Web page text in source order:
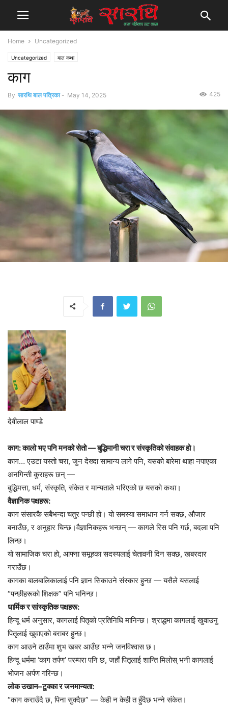
Home Uncategorized
Uncategorized बाल कथा
काग
By सारथि बाल पत्रिका - May 14, 2025 425
देवीलाल पाण्डे
काग: कालो भए पनि मनको सेतो — बुद्धिमानी चरा र संस्कृतिको संवाहक हो।
काग… एउटा यस्तो चरा, जुन देख्दा सामान्य लागे पनि, यसको बारेमा थाहा नपाएका
अनगिन्ती कुराहरू छन् —
बुद्धिमत्ता, धर्म, संस्कृति, संकेत र मान्यताले भरिएको छ यसको कथा।
वैज्ञानिक पक्षहरू:
काग संसारकै सबैभन्दा चतुर पन्छी हो। यो समस्या समाधान गर्न सक्छ, औजार
बनाउँछ, र अनुहार चिन्छ।वैज्ञानिकहरू भन्छन् — कागले रिस पनि गर्छ, बदला पनि
लिन्छ।
यो सामाजिक चरा हो, आफ्ना समूहका सदस्यलाई चेतावनी दिन सक्छ, खबरदार
गराउँछ।
कागका बालबालिकालाई पनि ज्ञान सिकाउने संस्कार हुन्छ — यसैले यसलाई
“पन्छीहरूको शिक्षक” पनि भनिन्छ।
धार्मिक र सांस्कृतिक पक्षहरू:
हिन्दू धर्म अनुसार, कागलाई पितृको प्रतिनिधि मानिन्छ। श्राद्धमा कागलाई खुवाउनु
पितृलाई खुवाएको बराबर हुन्छ।
काग आउने ठाउँमा शुभ खबर आउँछ भन्ने जनविश्वास छ।
हिन्दू धर्ममा ‘काग तर्पण’ परम्परा पनि छ, जहाँ पितृलाई शान्ति मिलोस् भनी कागलाई
भोजन अर्पण गरिन्छ।
लोक उखान–टुक्का र जनमान्यता:
“काग कराउँदै छ, पिना सुक्दैछ” — केही न केही त हुँदैछ भन्ने संकेत।